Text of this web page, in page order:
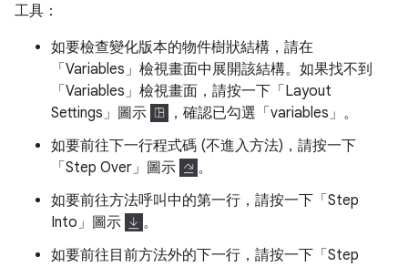
工具：
如要檢查變化版本的物件樹狀結構，請在
「Variables」檢視畫面中展開該結構。如果找不到
「Variables」檢視畫面，請按一下「Layout
Settings」 圖示 ，確認已勾選「variables」 。
如要前往下一行程式碼 (不進入方法)，請按一下
「Step Over」圖示
。
如要前往方法呼叫中的第一行，請按一下「Step
Into」圖示
。
如要前往目前方法外的下一行，請按一下「Step